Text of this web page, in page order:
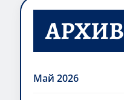
АРХИВ
Май 2026